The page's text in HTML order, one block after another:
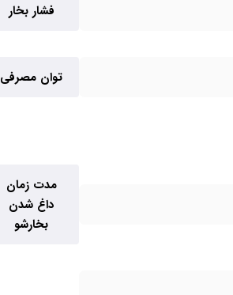
فشار بخار
توان مصرفی
مدت زمان
داغ شدن
بخارشو